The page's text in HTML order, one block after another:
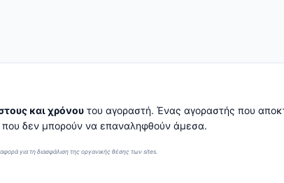
και χρόνου του αγοραστή. Ένας αγοραστής που
που δεν μπορούν να επαναληφθούν άμεσα.
για τη διασφάλιση της οργανικής θέσης των sites.